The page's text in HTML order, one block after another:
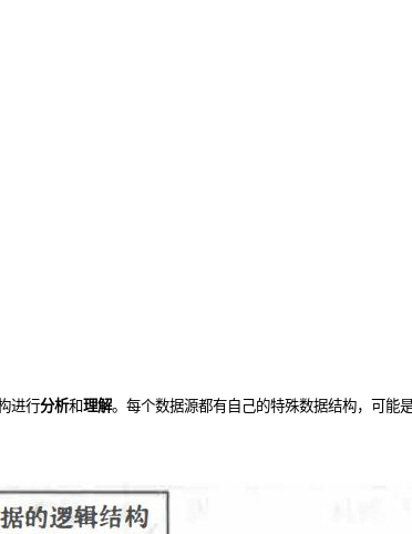
进行分析和理解。每个数据源都有自己的特殊数据结构，可能